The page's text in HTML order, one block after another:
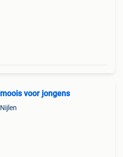
moois voor jongens
Nijlen